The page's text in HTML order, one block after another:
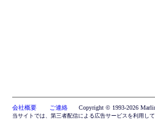
会社概要 ご連絡 Copyright © 1993-2026
当サイトでは、第三者配信による広告サービスを利用し